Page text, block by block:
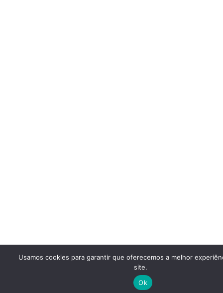
Usamos cookies para garantir que oferecemos a melhor
site.
Ok